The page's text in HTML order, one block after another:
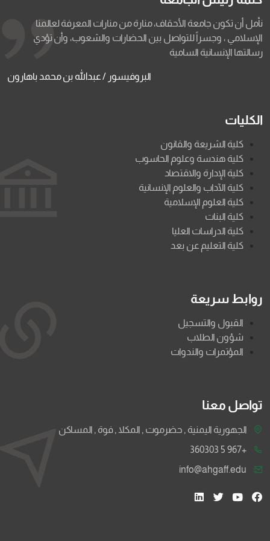
نأمل أن تكون جامعة الأحقاف، منارة من منارات المعرفة لعالمنا
الإسلامي ، وجسراً للتواصل بين الحضارات والشعوب، وأن تؤدي
رسالتها الإنسانية السامية
البروفيسور / عبدالله بن محمد باهارون
الكليات
كلية الشريعة والقانون
كلية هندسة وعلوم الحاسوب
كلية الإدارة والاقتصاد
كلية الآداب والعلوم الإنسانية
كلية العلوم الإسلامية
كلية البنات
كلية الدراسات العليا
كلية التعليم عن بعد
روابط سريعة
القبول والتسجيل
شؤون الطلاب
المؤتمرات والندوات
تواصل معنا
الجهورية اليمنية , حضرموت , المكلا , فوة , المساكن
+967 5 360303
info@ahgaff.edu